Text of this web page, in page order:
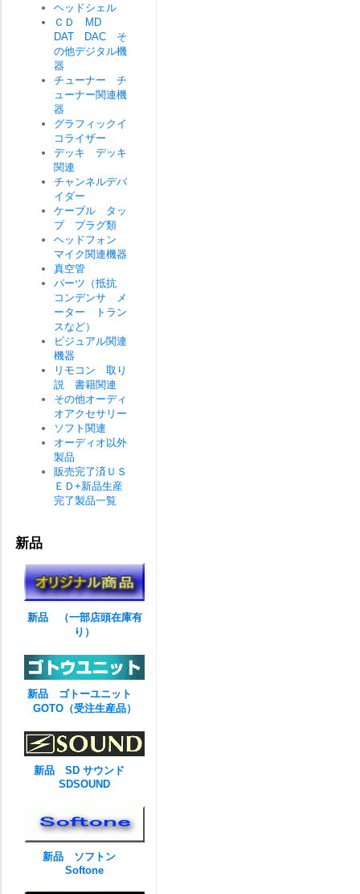
ヘッドシェル
ＣＤ MD
DAT DAC そ
の他デジタル機
器
チューナー チ
ューナー関連機
器
グラフィックイ
コライザー
デッキ デッキ
関連
チャンネルデバ
イダー
ケーブル タッ
プ プラグ類
ヘッドフォン
マイク関連機器
真空管
パーツ（抵抗
コンデンサ メ
ーター トラン
スなど）
ビジュアル関連
機器
リモコン 取り
説 書籍関連
その他オーディ
オアクセサリー
ソフト関連
オーディオ以外
製品
販売完了済ＵＳ
ＥＤ+新品生産
完了製品一覧
新品
新品 （一部店頭在庫有
り）
新品 ゴトーユニット
GOTO（受注生産品）
新品 SD サウンド
SDSOUND
新品 ソフトン
Softone